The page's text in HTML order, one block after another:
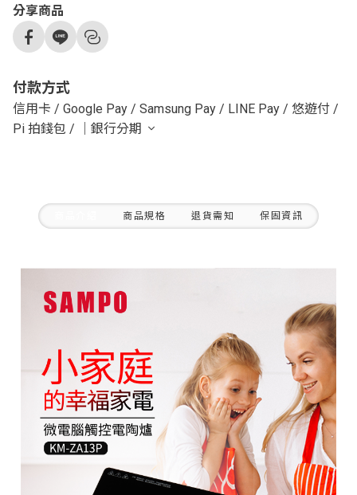
分享商品
付款方式
信用卡 / Google Pay / Samsung Pay / LINE Pay / 悠遊付 /
Pi 拍錢包 / ｜銀行分期
商品規格 退貨需知 保固資訊